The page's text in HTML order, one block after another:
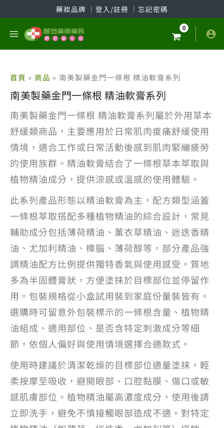
至
藥妝品牌 │ 登入/註冊 │ 忘記密碼
首頁 商品 南美製藥金門一條根 精油軟膏系列
南美製藥金門一條根 精油軟膏系列
南美製藥金門一條根 精油軟膏系列屬於外用草本
舒緩類商品，主要應用於日常肌肉痠痛舒緩使用
情境，適合工作或日常活動後感到肌肉緊繃疲勞
的使用族群。精油軟膏結合了一條根草本萃取與
植物精油成分，提供涼感或溫感的使用體驗。
此系列產品形態以精油軟膏為主，配方類型涵蓋
一條根萃取搭配多種植物精油的綜合設計，常見
輔助成分包括薄荷精油、薰衣草精油、迷迭香精
油、尤加利精油、樟腦、薄荷醇等，部分產品強
調精油配方比例提供獨特香氣與使用感受。質地
多為半固體膏狀，方便塗抹於目標部位並停留作
用。包裝規格從小盒試用裝到家庭份量裝皆有。
選購時可留意外包裝標示的一條根含量、植物精
油組成、適用部位、是否含特定刺激成分等細
節，依個人偏好與使用情境選擇合適款式。
使用時建議於清潔乾燥的目標部位適量塗抹，輕
柔按摩至吸收，避開眼部、口腔黏膜、傷口或敏
感肌膚部位。植物精油屬高濃度成分，使用後請
立即洗手，避免不慎接觸眼部造成不適。對特定